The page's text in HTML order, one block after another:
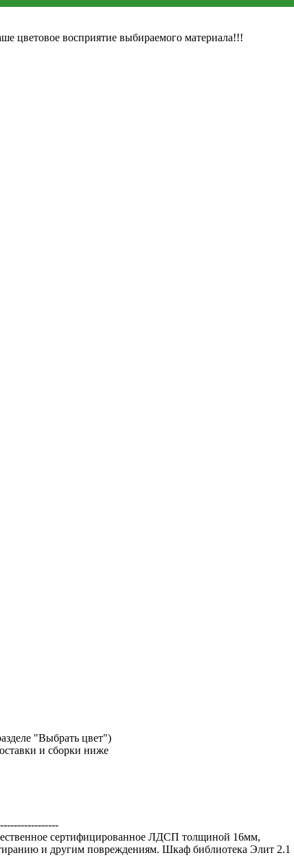
цветовое восприятие выбираемого материала!!!
"Выбрать цвет")
и сборки ниже
сертифицированное ЛДСП толщиной 16мм,
и другим повреждениям. Шкаф библиотека Элит 2.1